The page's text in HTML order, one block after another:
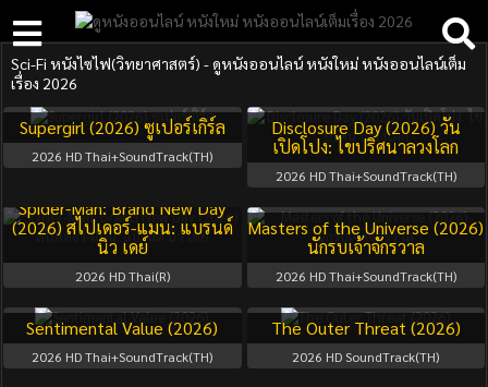
Sci-Fi หนังไซไฟ(วิทยาศาสตร์) - ดูหนังออนไลน์ หนังใหม่ หนังออนไลน์เต็ม
เรื่อง 2026
Supergirl (2026) ซูเปอร์เกิร์ล
2026 HD Thai+SoundTrack(TH)
Disclosure Day (2026) วัน
เปิดโปง: ไขปริศนาลวงโลก
2026 HD Thai+SoundTrack(TH)
Spider-Man: Brand New Day
(2026) สไปเดอร์-แมน: แบรนด์
นิว เดย์
2026 HD Thai(R)
Masters of the Universe (2026)
นักรบเจ้าจักรวาล
2026 HD Thai+SoundTrack(TH)
Sentimental Value (2026)
2026 HD Thai+SoundTrack(TH)
The Outer Threat (2026)
2026 HD SoundTrack(TH)